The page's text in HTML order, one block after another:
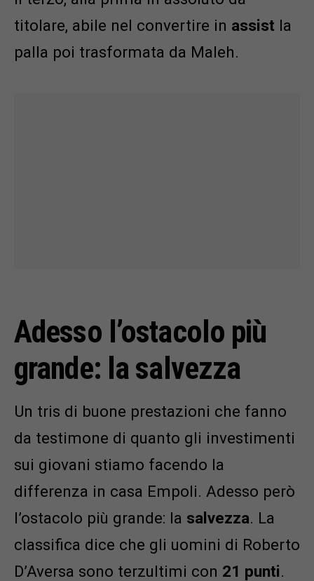
titolare, abile nel convertire in assist la
palla poi trasformata da Maleh.
Adesso l’ostacolo più
grande: la salvezza
Un tris di buone prestazioni che fanno
da testimone di quanto gli investimenti
sui giovani stiamo facendo la
differenza in casa Empoli. Adesso però
l’ostacolo più grande: la salvezza. La
classifica dice che gli uomini di Roberto
D’Aversa sono terzultimi con 21 punti.